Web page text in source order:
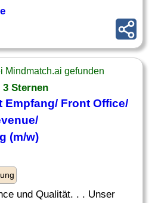
Mindmatch.ai gefunden
Sternen
Front Office/
(m/w)
und Qualität. . . Unser